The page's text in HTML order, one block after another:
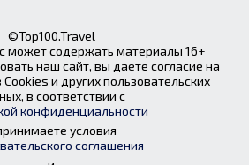
©Top100.Travel
может содержать материалы 16+
наш сайт, вы даете согласие на
и других пользовательских
в соответствии с
конфиденциальности
условия
соглашения